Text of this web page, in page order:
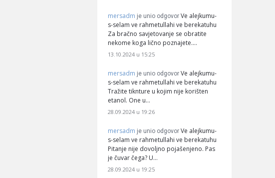
mersadm je unio odgovor Ve alejkumu-
s-selam ve rahmetullahi ve berekatuhu
Za bračno savjetovanje se obratite
nekome koga lično poznajete.…
13.10.2024 u 15:25
mersadm je unio odgovor Ve alejkumu-
s-selam ve rahmetullahi ve berekatuhu
Tražite tiknture u kojim nije korišten
etanol. One u…
28.09.2024 u 19:26
mersadm je unio odgovor Ve alejkumu-
s-selam ve rahmetullahi ve berekatuhu
Pitanje nije dovoljno pojašenjeno. Pas
je čuvar čega? U…
28.09.2024 u 19:25